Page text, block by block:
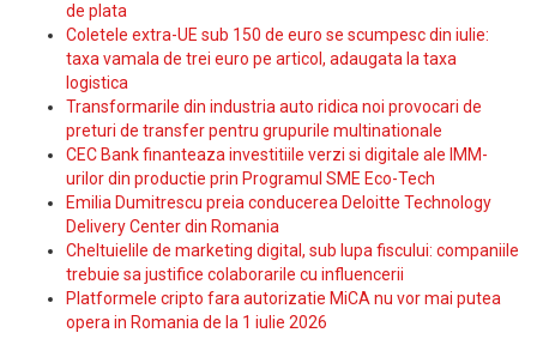
de plata
Coletele extra-UE sub 150 de euro se scumpesc din iulie:
taxa vamala de trei euro pe articol, adaugata la taxa
logistica
Transformarile din industria auto ridica noi provocari de
preturi de transfer pentru grupurile multinationale
CEC Bank finanteaza investitiile verzi si digitale ale IMM-
urilor din productie prin Programul SME Eco-Tech
Emilia Dumitrescu preia conducerea Deloitte Technology
Delivery Center din Romania
Cheltuielile de marketing digital, sub lupa fiscului: companiile
trebuie sa justifice colaborarile cu influencerii
Platformele cripto fara autorizatie MiCA nu vor mai putea
opera in Romania de la 1 iulie 2026